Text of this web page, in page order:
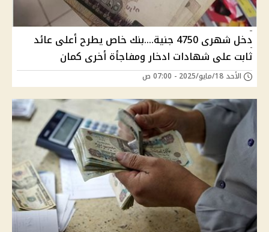
دخل شهرى 4750 جنية....بنك خاص يطرح أعلى عائد
ثابت على شهادات ادخار ومفاجأة أخرى كمان
الأحد 18/مايو/2025 - 07:00 ص